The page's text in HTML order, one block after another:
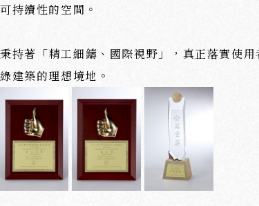
持續性的空間。
持著「精工細鑄、國際視野」，真正落實使
建築的理想境地。